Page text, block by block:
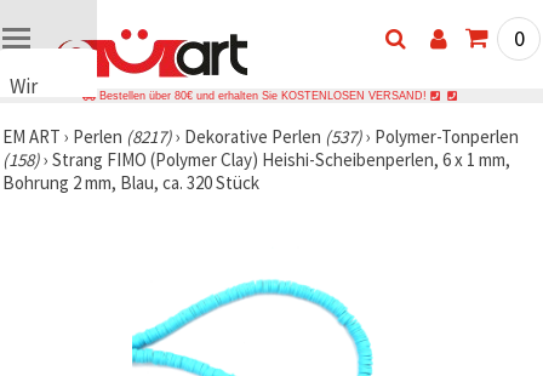
Wir
Cookies
🍪 Wir
verwenden
0
Bestellen über 80€ und erhalten Sie KOSTENLOSEN VERSAND!
EM ART › Perlen (8217)› Dekorative Perlen (537)› Polymer-Tonperlen
(158)› Strang FIMO (Polymer Clay) Heishi-Scheibenperlen, 6 x 1 mm,
Bohrung 2 mm, Blau, ca. 320 Stück